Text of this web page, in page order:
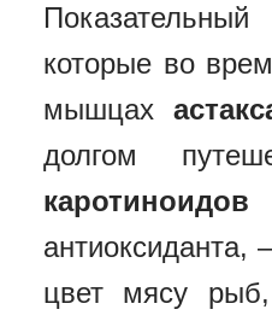
которые во
мышцах
долгом
каротиноидов
цвет мясу